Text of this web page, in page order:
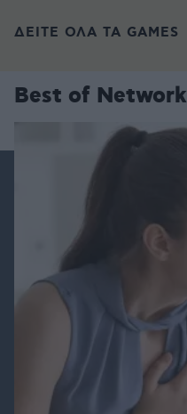
ΔΕΙΤΕ ΟΛΑ ΤΑ GAMES
Best of Network